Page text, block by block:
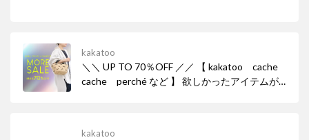
kakatoo
＼＼ UP TO 70％OFF ／／ 【 kakatoo cache
cache perché など 】 欲しかったアイテムが
kakatoo